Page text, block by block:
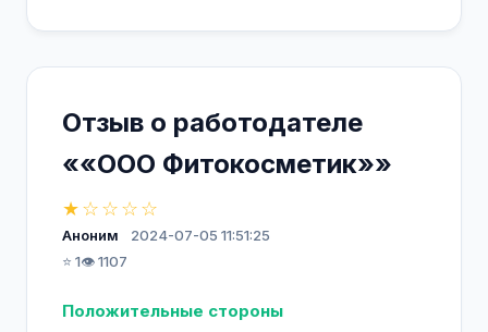
Отзыв о работодателе
««ООО Фитокосметик»»
★☆☆☆☆
Аноним
2024-07-05 11:51:25
⭐ 1👁️ 1107
Положительные стороны